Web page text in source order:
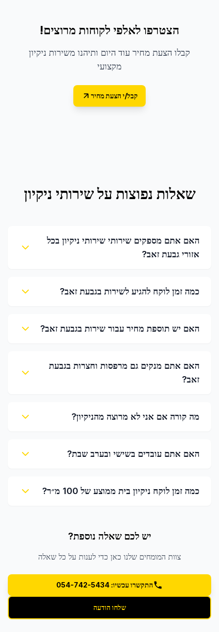
הצטרפו לאלפי לקוחות מרוצים!
קבלו הצעת מחיר עוד היום ותיהנו משירות ניקיון
מקצועי
קבל/י הצעת מחיר
שאלות נפוצות עלשירותי ניקיון
האם אתם מספקים שירותי שירותי ניקיון בכל
אזורי גבעת זאב?
כמה זמן לוקח להגיע לשירות בגבעת זאב?
האם יש תוספת מחיר עבור שירות בגבעת זאב?
האם אתם מנקים גם מרפסות וחצרות בגבעת
זאב?
מה קורה אם אני לא מרוצה מהניקיון?
האם אתם עובדים בשישי ובערב שבת?
כמה זמן לוקח ניקיון בית ממוצע של 100 מ״ר?
יש לכם שאלה נוספת?
צוות המומחים שלנו כאן כדי לענות על כל שאלה
התקשרו עכשיו: 054-742-5434
שלחו הודעה